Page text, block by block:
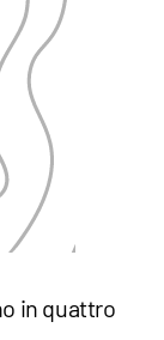
in quattro